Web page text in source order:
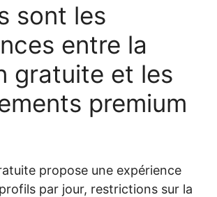
sont les
entre la
gratuite et les
premium
propose une expérience
par jour, restrictions sur la